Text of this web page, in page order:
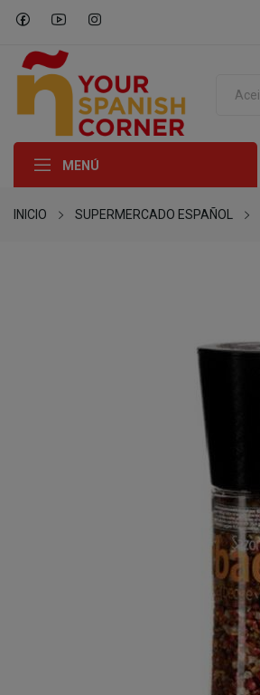
MENÚ
INICIO SUPERMERCADO ESPAÑOL